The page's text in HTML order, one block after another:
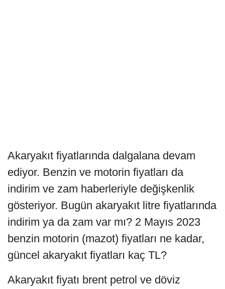
Akaryakıt fiyatlarında dalgalana devam
ediyor. Benzin ve motorin fiyatları da
indirim ve zam haberleriyle değişkenlik
gösteriyor. Bugün akaryakıt litre fiyatlarında
indirim ya da zam var mı? 2 Mayıs 2023
benzin motorin (mazot) fiyatları ne kadar,
güncel akaryakıt fiyatları kaç TL?
Akaryakıt fiyatı brent petrol ve döviz